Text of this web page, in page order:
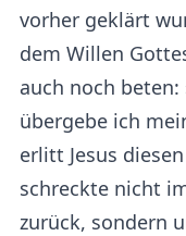
vorher geklärt
dem Willen
auch noch beten:
übergebe ich
erlitt Jesus
schreckte nicht
zurück, sondern